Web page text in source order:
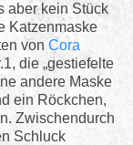
aber kein Stück
Katzenmaske
von Cora
die „gestiefelte
andere Maske
ein Röckchen,
Zwischendurch
Schluck